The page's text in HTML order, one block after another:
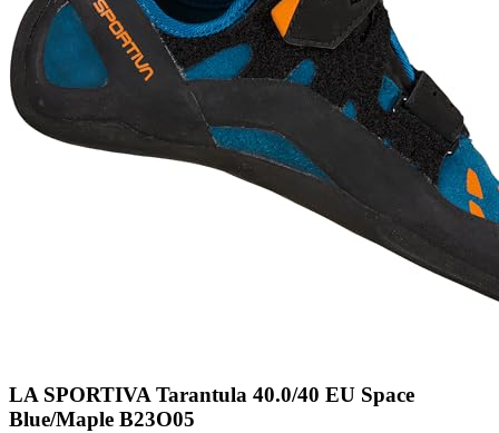
LA SPORTIVA Tarantula 40.0/40 EU Space
Blue/Maple B23O05